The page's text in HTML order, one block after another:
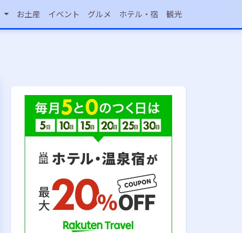
お土産 イベント グルメ ホテル・宿 観光